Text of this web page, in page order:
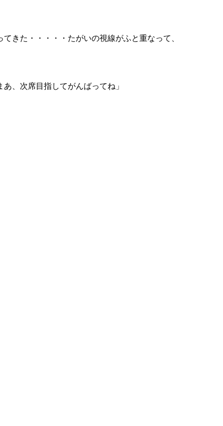
きた・・・・・たがいの視線がふと重なって、
、次席目指してがんばってね」